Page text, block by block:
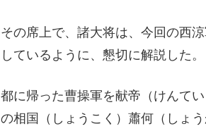
その席上で、諸大将は、今回の西
しているように、懇切に解説した。
都に帰った曹操軍を献帝（けんて
の相国（しょうこく）蕭何（しょ